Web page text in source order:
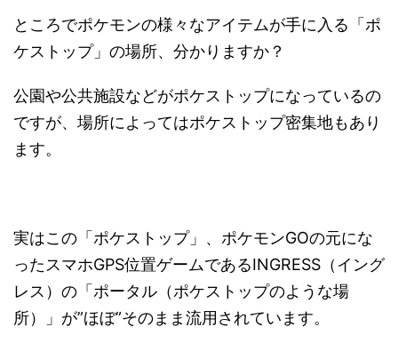
ところでポケモンの様々なアイテムが手に入る「ポ
ケストップ」の場所、分かりますか？
公園や公共施設などがポケストップになっているの
ですが、場所によってはポケストップ密集地もあり
ます。
実はこの「ポケストップ」、ポケモンGOの元にな
ったスマホGPS位置ゲームであるINGRESS（イング
レス）の「ポータル（ポケストップのような場
所）」が”ほぼ”そのまま流用されています。